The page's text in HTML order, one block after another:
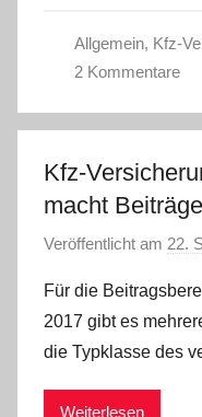
Allgemein, Kfz-
2 Kommentare
Kfz-
macht
Veröffentlicht am 22.
Für die
2017 gibt es
die Typklasse des
Weiterlesen